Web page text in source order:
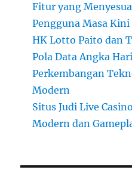
Fitur yang
Pengguna Masa Kini
HK Lotto Paito dan
Pola Data Angka
Perkembangan
Modern
Situs Judi Live
Modern dan